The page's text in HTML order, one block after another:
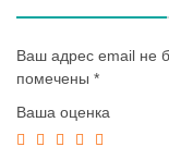
Ваш адрес email не
помечены *
Ваша оценка